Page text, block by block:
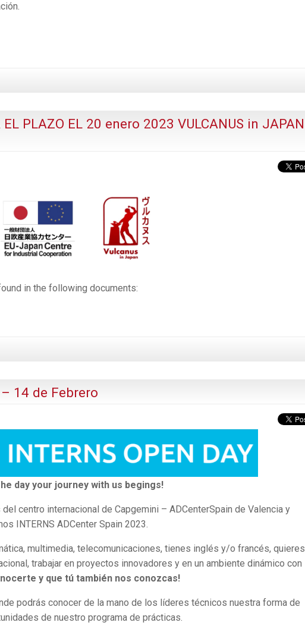
PLAZO EL 20 enero 2023 VULCANUS in JAPAN
in the following documents:
– 14 de Febrero
day your journey with us begings!
centro internacional de Capgemini – ADCenterSpain de Valencia y
INTERNS ADCenter Spain 2023.
multimedia, telecomunicaciones, tienes inglés y/o francés, quieres
trabajar en proyectos innovadores y en un ambiente dinámico con
y que tú también nos conozcas!
podrás conocer de la mano de los líderes técnicos nuestra forma de
de nuestro programa de prácticas.